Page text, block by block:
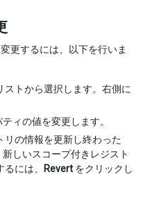
更するには、以下を行いま
トから選択します。右側に
ィの値を変更します。
リの情報を更新し終わった
しいスコープ付きレジスト
には、 Revert をクリックし